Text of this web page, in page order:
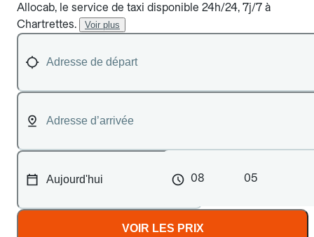
Allocab, le service de taxi disponible 24h/24, 7j/7 à
Chartrettes.
Voir plus
08 05
VOIR LES PRIX